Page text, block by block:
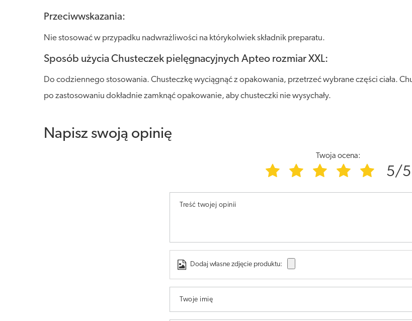
Przeciwwskazania:
Nie stosować w przypadku nadwrażliwości na którykolwiek składnik preparatu.
Sposób użycia Chusteczek pielęgnacyjnych Apteo rozmiar XXL:
Do codziennego stosowania. Chusteczkę wyciągnąć z opakowania, przetrzeć wybrane części ciała.
po zastosowaniu dokładnie zamknąć opakowanie, aby chusteczki nie wysychały.
Napisz swoją opinię
Twoja ocena:
5/5
Treść twojej opinii
Dodaj własne zdjęcie produktu:
Twoje imię